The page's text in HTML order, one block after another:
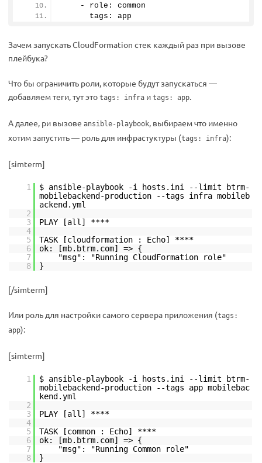
    - role: common
      tags: app
Зачем запускать CloudFormation стек каждый раз при вызове
плейбука?
Что бы ограничить роли, которые будут запускаться —
добавляем теги, тут это tags: infra и tags: app.
А далее, ри вызове ansible-playbook, выбираем что именно
хотим запустить — роль для инфрастуктуры (tags: infra):
[simterm]
1
$ ansible-playbook -i hosts.ini --limit btrm-
mobilebackend-production --tags infra mobileb
ackend.yml
2
3
PLAY [all] ****
4
5
TASK [cloudformation : Echo] ****
6
ok: [mb.btrm.com] => {
7
"msg": "Running CloudFormation role"
8
}
[/simterm]
Или роль для настройки самого сервера приложения (tags:
app):
[simterm]
1
$ ansible-playbook -i hosts.ini --limit btrm-
mobilebackend-production --tags app mobilebac
kend.yml
2
3
PLAY [all] ****
4
5
TASK [common : Echo] ****
6
ok: [mb.btrm.com] => {
7
"msg": "Running Common role"
8
}